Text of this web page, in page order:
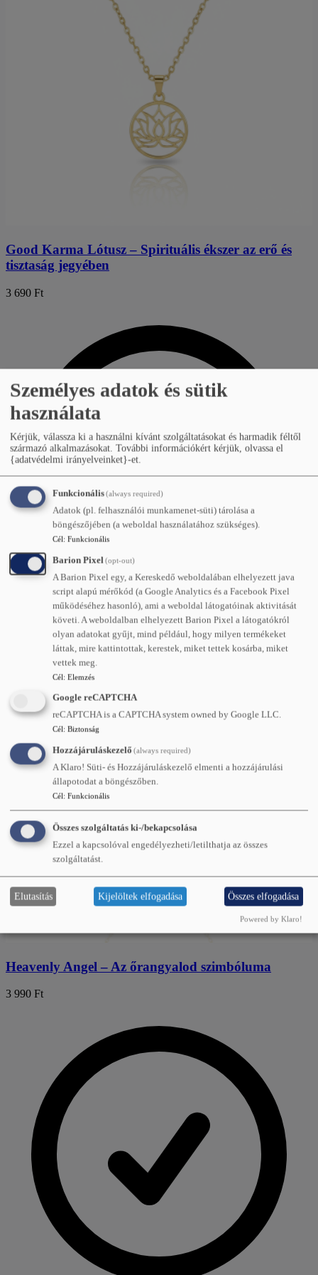
Good Karma Lótusz – Spirituális ékszer az erő és
tisztaság jegyében
3 690 Ft
Megtekintés →
Heavenly Angel – Az őrangyalod szimbóluma
3 990 Ft
Személyes adatok és sütik
használata
Kérjük, válassza ki a használni kívánt szolgáltatásokat és harmadik féltől
származó alkalmazásokat. További információkért kérjük, olvassa el
{adatvédelmi irányelveinket}-et.
Funkcionális(always required)
Adatok (pl. felhasználói munkamenet-süti) tárolása a
böngészőjében (a weboldal használatához szükséges).
Cél: Funkcionális
Barion Pixel (opt-out)
A Barion Pixel egy, a Kereskedő weboldalában elhelyezett java
script alapú mérőkód (a Google Analytics és a Facebook Pixel
működéséhez hasonló), ami a weboldal látogatóinak aktivitását
követi. A weboldalban elhelyezett Barion Pixel a látogatókról
olyan adatokat gyűjt, mind például, hogy milyen termékeket
láttak, mire kattintottak, kerestek, miket tettek kosárba, miket
vettek meg.
Cél: Elemzés
Google reCAPTCHA
reCAPTCHA is a CAPTCHA system owned by Google LLC.
Cél: Biztonság
Hozzájáruláskezelő (always required)
A Klaro! Süti- és Hozzájáruláskezelő elmenti a hozzájárulási
állapotodat a böngészőben.
Cél: Funkcionális
Összes szolgáltatás ki-/bekapcsolása
Ezzel a kapcsolóval engedélyezheti/letilthatja az összes
szolgáltatást.
Elutasítás Kijelöltek elfogadása Összes elfogadása
Powered by Klaro!